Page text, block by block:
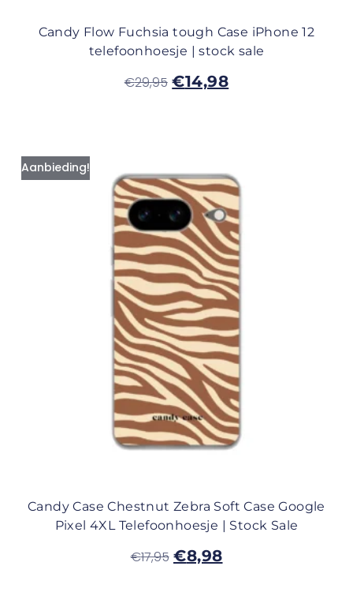
Candy Flow Fuchsia tough Case iPhone 12
telefoonhoesje | stock sale
€29,95 €14,98
Aanbieding!
Candy Case Chestnut Zebra Soft Case Google
Pixel 4XL Telefoonhoesje | Stock Sale
€17,95 €8,98